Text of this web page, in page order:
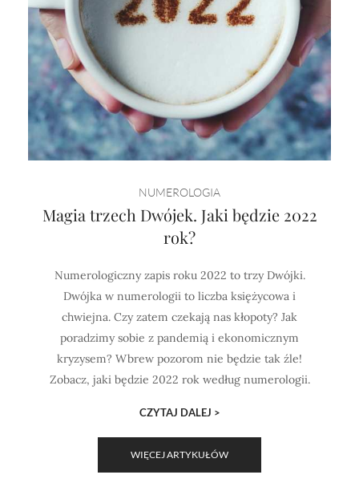
NUMEROLOGIA
Magia trzech Dwójek. Jaki będzie 2022
rok?
Numerologiczny zapis roku 2022 to trzy Dwójki.
Dwójka w numerologii to liczba księżycowa i
chwiejna. Czy zatem czekają nas kłopoty? Jak
poradzimy sobie z pandemią i ekonomicznym
kryzysem? Wbrew pozorom nie będzie tak źle!
Zobacz, jaki będzie 2022 rok według numerologii.
CZYTAJ DALEJ >
WIĘCEJ ARTYKUŁÓW